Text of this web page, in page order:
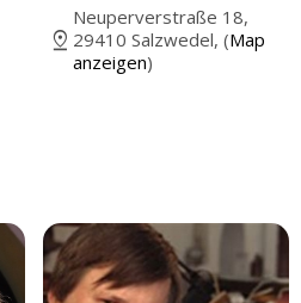
pin_drop
Neuperverstraße 18,
29410 Salzwedel, (Map
anzeigen)